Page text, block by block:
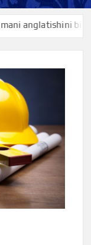
bilasizmi